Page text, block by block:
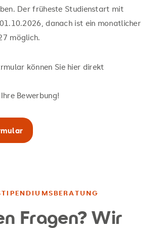
Probestudiums oder einem
Studiums an einer deutschen
jetzt für Ihr Stipendium:
university.de
Der früheste Studienstart mit
danach ist ein monatlicher
möglich.
können Sie hier direkt
Bewerbung!
Fragen? Wir